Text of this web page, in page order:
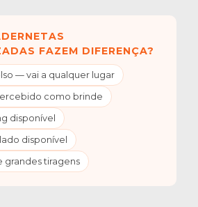
FAZEM DIFERENÇA?
— vai a qualquer lugar
como brinde
disponível
disponível
grandes tiragens